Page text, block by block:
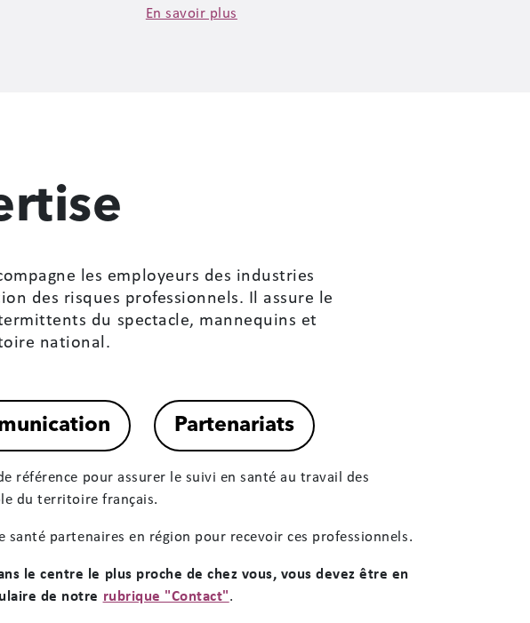
En savoir plus
les employeurs des industries
des risques professionnels. Il assure le
du spectacle, mannequins et
national.
référence pour assurer le suivi en santé au travail des
du territoire français.
santé partenaires en région pour recevoir ces professionnels.
le centre le plus proche de chez vous, vous devez être en
de notre rubrique "Contact".
Accessibilité
🌙 📖 👁
⚡